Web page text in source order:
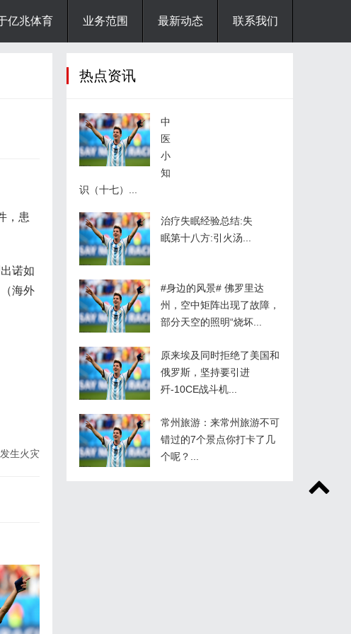
亿兆体育 业务范围 最新动态 联系我们
，患
诺如
海外
生火灾
热点资讯
中
医
小
知
识（十七）...
治疗失眠经验总结:失
眠第十八方:引火汤...
#身边的风景# 佛罗里达
州，空中矩阵出现了故障，
部分天空的照明“烧坏...
原来埃及同时拒绝了美国和
俄罗斯，坚持要引进
歼-10CE战斗机...
常州旅游：来常州旅游不可
错过的7个景点你打卡了几
个呢？...